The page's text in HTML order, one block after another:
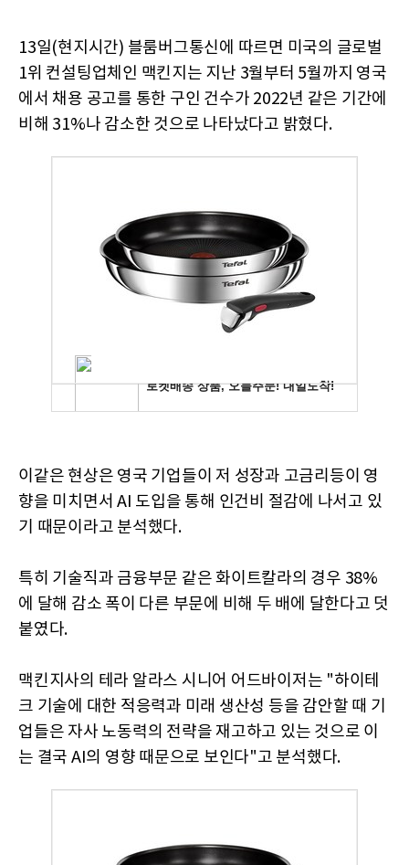
13일(현지시간) 블룸버그통신에 따르면 미국의 글로벌
1위 컨설팅업체인 맥킨지는 지난 3월부터 5월까지 영국
에서 채용 공고를 통한 구인 건수가 2022년 같은 기간에
비해 31%나 감소한 것으로 나타났다고 밝혔다.
이같은 현상은 영국 기업들이 저 성장과 고금리등이 영
향을 미치면서 AI 도입을 통해 인건비 절감에 나서고 있
기 때문이라고 분석했다.
특히 기술직과 금융부문 같은 화이트칼라의 경우 38%
에 달해 감소 폭이 다른 부문에 비해 두 배에 달한다고 덧
붙였다.
맥킨지사의 테라 알라스 시니어 어드바이저는 "하이테
크 기술에 대한 적응력과 미래 생산성 등을 감안할 때 기
업들은 자사 노동력의 전략을 재고하고 있는 것으로 이
는 결국 AI의 영향 때문으로 보인다"고 분석했다.